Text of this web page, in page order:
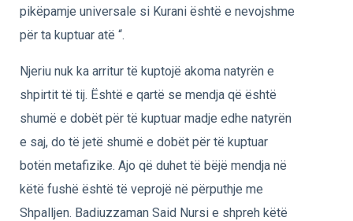
pikëpamje universale si Kurani është e nevojshme
për ta kuptuar atë “.
Njeriu nuk ka arritur të kuptojë akoma natyrën e
shpirtit të tij. Është e qartë se mendja që është
shumë e dobët për të kuptuar madje edhe natyrën
e saj, do të jetë shumë e dobët për të kuptuar
botën metafizike. Ajo që duhet të bëjë mendja në
këtë fushë është të veprojë në përputhje me
Shpalljen. Badiuzzaman Said Nursi e shpreh këtë